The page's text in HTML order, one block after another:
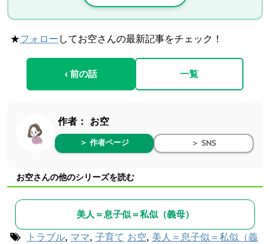
★フォロー してお空さんの最新記事をチェック！
‹ 前の話 一覧
作者： お空
＞ 作者ページ ＞ SNS
お空さんの他のシリーズを読む
美人＝息子似＝私似（義母）
トラブル, ママ, 子育て お空, 美人＝息子似＝私似（義